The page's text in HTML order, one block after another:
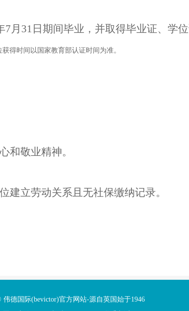
月31日期间毕业，并取得毕业证、学位
得时间以国家教育部认证时间为准。
和敬业精神。
建立劳动关系且无社保缴纳记录。
伟德国际(bevictor)官方网站-源自英国始于1946